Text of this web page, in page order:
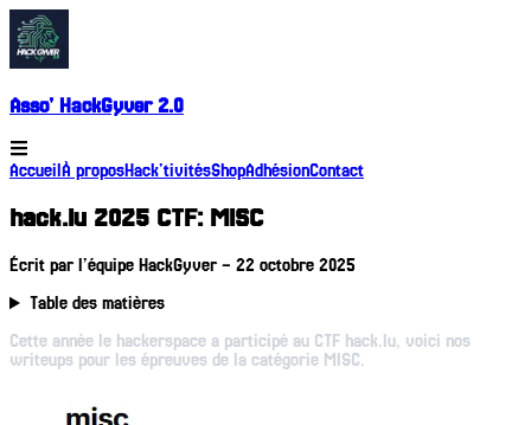
Asso' HackGyver 2.0
Accueil À proposHack'tivitésShopAdhésionContact
hack.lu 2025 CTF: MISC
Écrit par l’équipe HackGyver– 22 octobre 2025
Table des matières
Cette année le hackerspace a participé au CTF hack.lu, voici nos
writeups pour les épreuves de la catégorie MISC.